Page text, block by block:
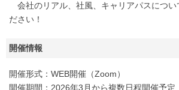
会社のリアル、社風、キャリアパスについ
ださい！
開催情報
開催形式：WEB開催（Zoom）
開催期間：2026年3月から複数日程開催予定